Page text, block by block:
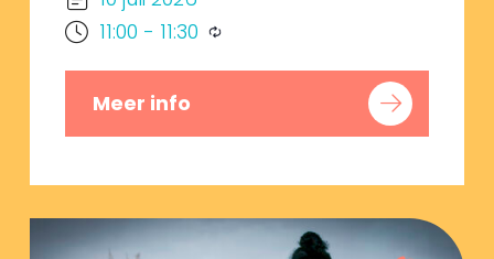
11:00 - 11:30
Meer info